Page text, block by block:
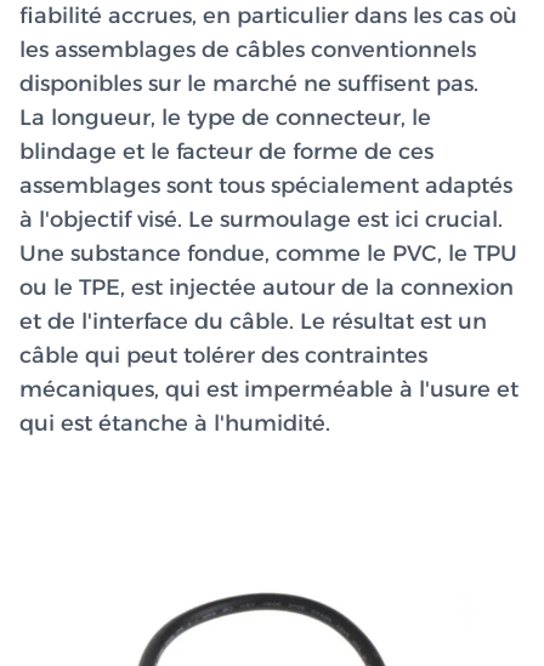
fiabilité accrues, en particulier dans les cas où
les assemblages de câbles conventionnels
disponibles sur le marché ne suffisent pas.
La longueur, le type de connecteur, le
blindage et le facteur de forme de ces
assemblages sont tous spécialement adaptés
à l'objectif visé. Le surmoulage est ici crucial.
Une substance fondue, comme le PVC, le TPU
ou le TPE, est injectée autour de la connexion
et de l'interface du câble. Le résultat est un
câble qui peut tolérer des contraintes
mécaniques, qui est imperméable à l'usure et
qui est étanche à l'humidité.